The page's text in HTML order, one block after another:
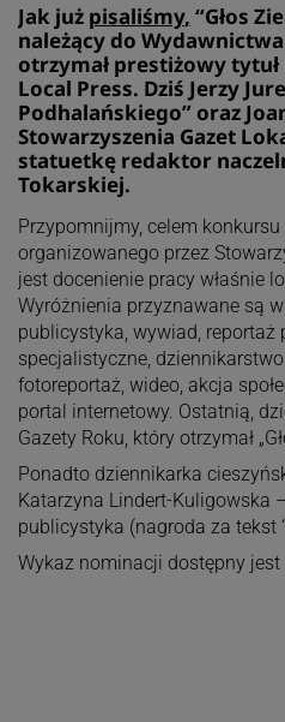
Jak już pisaliśmy, “Głos
należący do
otrzymał prestiżowy tytuł
Local Press. Dziś Jerzy
Podhalańskiego” oraz
Stowarzyszenia Gazet
statuetkę redaktor
Tokarskiej.
Przypomnijmy, celem
organizowanego przez
jest docenienie pracy właśnie
Wyróżnienia przyznawane są
publicystyka, wywiad, reportaż
specjalistyczne,
fotoreportaż, wideo, akcja
portal internetowy. Ostatnią,
Gazety Roku, który otrzymał
Ponadto dziennikarka
Katarzyna Lindert-Kuligowska
publicystyka (nagroda za tekst
Wykaz nominacji dostępny jest